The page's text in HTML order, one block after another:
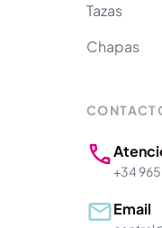
Tazas
Chapas
+34
Email